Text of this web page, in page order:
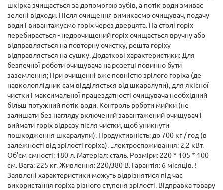
шкірка зчищається за допомогою зубів, а потік води змиває
зелені відходи. Після очищення вимикаємо очищувач, подачу
води і вивантажуємо горіх через дверцята. На столі горіх
перебирається - недоочищений горіх очищається вручну або
відправляється на повторну очистку, решта горіху
відправляється на сушку. Додаткові характеристики: Для
безпечної роботи очищувача на розетці повинно бути
заземлення; При очищенні вже повністю зрілого горіха (де
навколоплідник сам відділяється від шкаралупи), для якісної
чистки і максимальної працездатності очищувача необхідний
більш потужний потік води. Контроль роботи мийки (не
залишати без нагляду включений завантажений очищувач і
виймати горіх відразу після чистки, щоб уникнути
пошкодження шкаралупи). Продуктивність: до 700 кг / год (в
залежності від зрілості горіха). Електроспоживання: 2,2 кВт.
Об'єм ємності: 180 л. Матеріал: сталь. Розміри: 220 * 105 * 100
см. Вага: 225 кг. Живлення: 220/380 В. Гарантія: 6 місяців. !
Заявлені характеристики можуть відрізнятися під час
використання горіха різного ступеня зрілості. Відправка товару